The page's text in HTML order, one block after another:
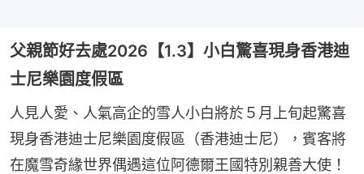
父親節好去處2026【1.3】小白驚喜現身香港迪
士尼樂園度假區
人見人愛、人氣高企的雪人小白將於５月上旬起驚喜
現身香港迪士尼樂園度假區（香港迪士尼），賓客將
在魔雪奇緣世界偶遇這位阿德爾王國特別親善大使！